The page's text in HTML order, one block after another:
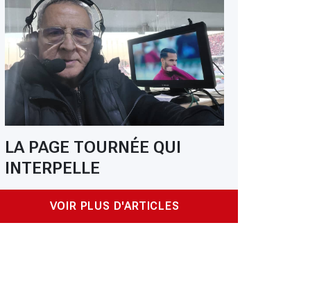
LA PAGE TOURNÉE QUI
INTERPELLE
VOIR PLUS D'ARTICLES